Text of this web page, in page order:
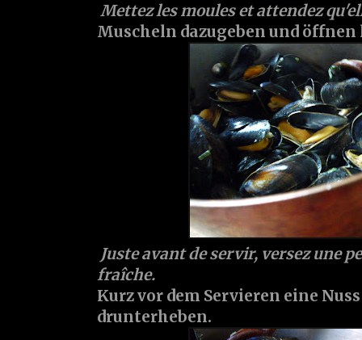
Mettez les moules et attendez
Muscheln dazugeben und öffnen
Juste avant de servir, versez une
fraîche.
Kurz vor dem Servieren eine
drunterheben.